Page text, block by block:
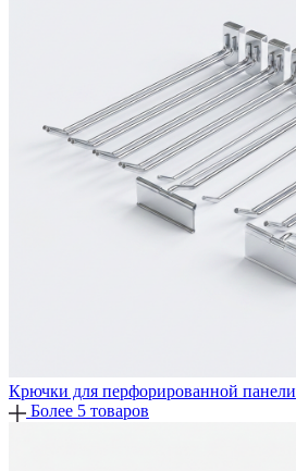
Крючки для перфорированной панели
Более 5 товаров